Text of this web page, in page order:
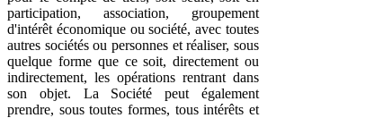
participation, association, groupement
d'intérêt économique ou société, avec toutes
autres sociétés ou personnes et réaliser, sous
quelque forme que ce soit, directement ou
indirectement, les opérations rentrant dans
son objet. La Société peut également
prendre, sous toutes formes, tous intérêts et